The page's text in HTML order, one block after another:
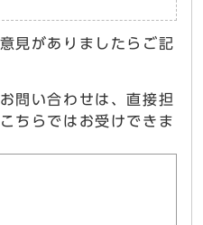
見がありましたらご記
問い合わせは、直接担
ちらではお受けできま